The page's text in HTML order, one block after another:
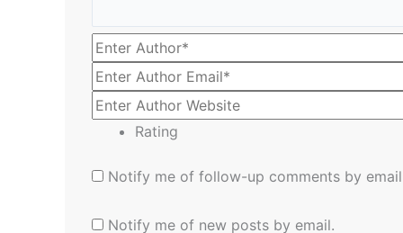
Rating
Notify me of follow-up comments by
Notify me of new posts by email.